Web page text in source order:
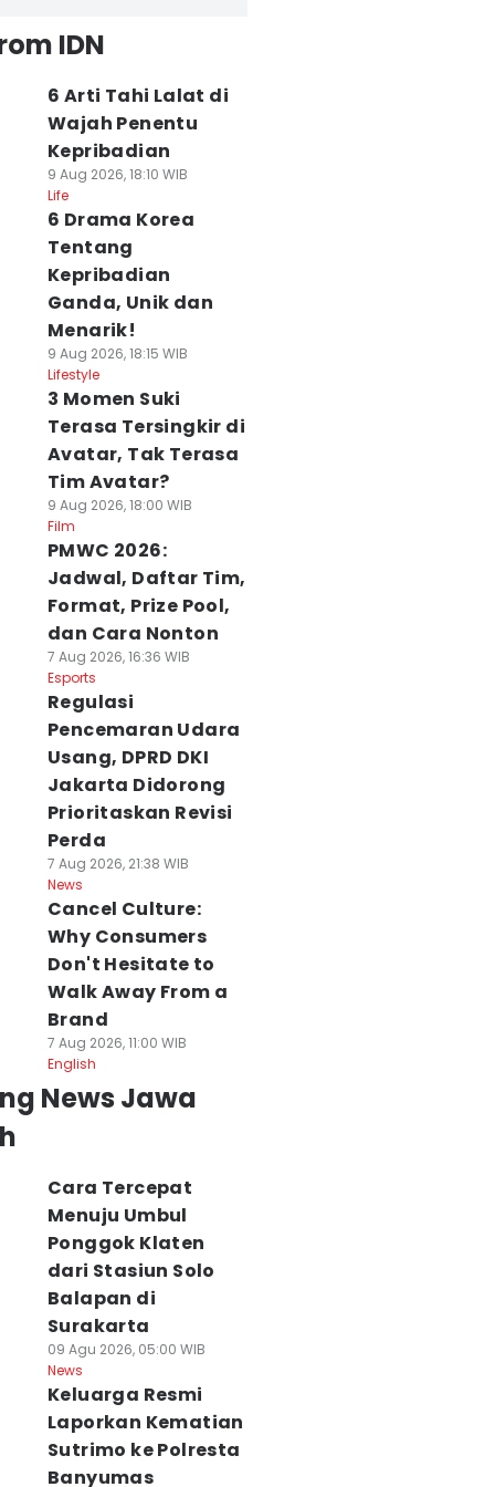
IDN
6 Arti Tahi Lalat di
Wajah Penentu
Kepribadian
9 Aug 2026, 18:10 WIB
Life
6 Drama Korea
Tentang
Kepribadian
Ganda, Unik dan
Menarik!
9 Aug 2026, 18:15 WIB
Lifestyle
3 Momen Suki
Terasa Tersingkir di
Avatar, Tak Terasa
Tim Avatar?
9 Aug 2026, 18:00 WIB
Film
PMWC 2026:
Jadwal, Daftar Tim,
Format, Prize Pool,
dan Cara Nonton
7 Aug 2026, 16:36 WIB
Esports
Regulasi
Pencemaran Udara
Usang, DPRD DKI
Jakarta Didorong
Prioritaskan Revisi
Perda
7 Aug 2026, 21:38 WIB
News
Cancel Culture:
Why Consumers
Don't Hesitate to
Walk Away From a
Brand
7 Aug 2026, 11:00 WIB
English
News Jawa
Cara Tercepat
Menuju Umbul
Ponggok Klaten
dari Stasiun Solo
Balapan di
Surakarta
09 Agu 2026, 05:00 WIB
News
Keluarga Resmi
Laporkan Kematian
Sutrimo ke Polresta
Banyumas